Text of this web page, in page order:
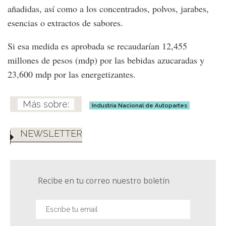
añadidas, así como a los concentrados, polvos, jarabes,
esencias o extractos de sabores.
Si esa medida es aprobada se recaudarían 12,455
millones de pesos (mdp) por las bebidas azucaradas y
23,600 mdp por las energetizantes.
Industria Nacional de Autopartes
NEWSLETTER
Recibe en tu correo nuestro boletín